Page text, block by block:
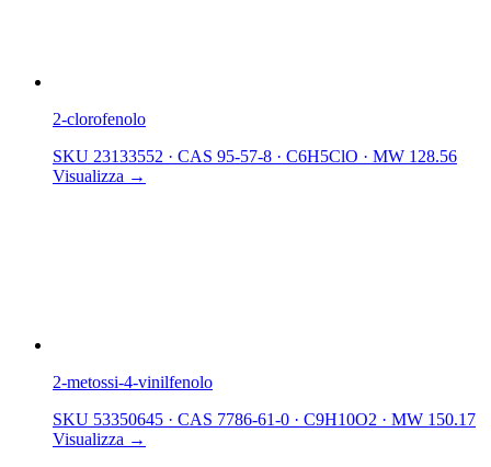
2-clorofenolo
SKU 23133552 · CAS 95-57-8 · C6H5ClO · MW 128.56
Visualizza →
2-metossi-4-vinilfenolo
SKU 53350645 · CAS 7786-61-0 · C9H10O2 · MW 150.17
Visualizza →